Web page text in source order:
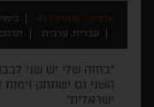
ארכיון - פסטיבל 41
עברית, ערבית
"בחזה שלי יש שני
השני גם ישתתק וימות
ישראלית".